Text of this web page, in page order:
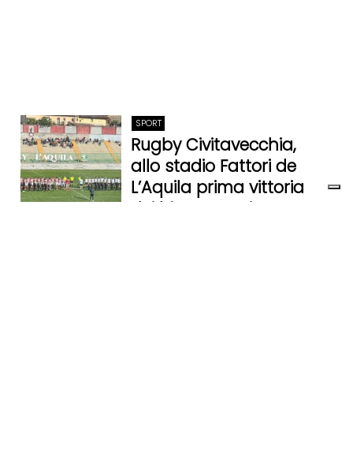
SPORT
Rugby Civitavecchia,
allo stadio Fattori de
L’Aquila prima vittoria
dei biancorossi